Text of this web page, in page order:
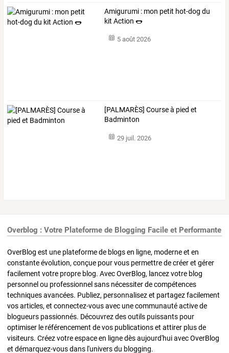
Amigurumi : mon petit hot-dog du
kit Action 🌭
5 août 2026
[PALMARÈS] Course à pied et
Badminton
29 juil. 2026
Overblog : Votre Plateforme de Blogging Facile et Performante
OverBlog est une plateforme de blogs en ligne, moderne et en
constante évolution, conçue pour vous permettre de créer et gérer
facilement votre propre blog. Avec OverBlog, lancez votre blog
personnel ou professionnel sans nécessiter de compétences
techniques avancées. Publiez, personnalisez et partagez facilement
vos articles, et connectez-vous avec une communauté active de
blogueurs passionnés. Découvrez des outils puissants pour
optimiser le référencement de vos publications et attirer plus de
visiteurs. Créez votre espace en ligne dès aujourd'hui avec OverBlog
et démarquez-vous dans l'univers du blogging.